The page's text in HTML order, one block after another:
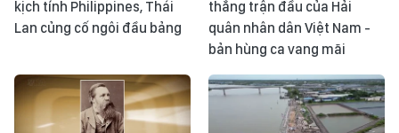
kịch tính Philippines, Thái
Lan củng cố ngôi đầu bảng
thắng trận đầu của Hải
quân nhân dân Việt Nam -
bản hùng ca vang mãi